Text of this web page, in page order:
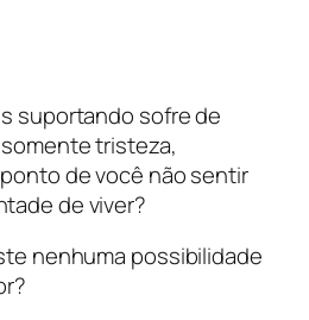
suportando sofre de
tristeza,
de você não sentir
de viver?
nenhuma possibilidade